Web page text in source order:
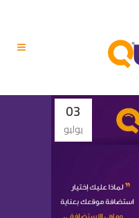
03
يوليو